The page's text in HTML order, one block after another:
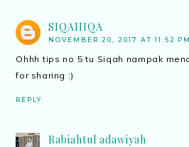
SIQAHIQA
NOVEMBER 20, 2017 AT 11:52 PM
Ohhh tips no 5 tu Siqah nampak
for sharing :)
REPLY
Rabiahtul adawiyah